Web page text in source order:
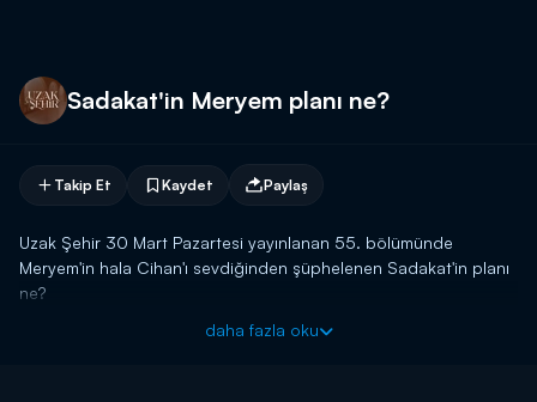
Sadakat'in Meryem planı ne?
Takip Et Kaydet Paylaş
Uzak Şehir 30 Mart Pazartesi yayınlanan 55. bölümünde
Meryem'in hala Cihan'ı sevdiğinden şüphelenen Sadakat'in planı
ne?
Uzak Şehir yeni bölümleriyle pazartesi akşamları Kanal D'de!
daha fazla oku